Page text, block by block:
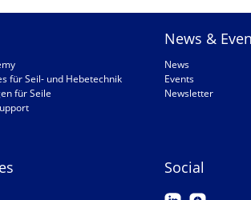
für Seil- und Hebetechnik
für Seile
News &
News
Events
Newsletter
Social